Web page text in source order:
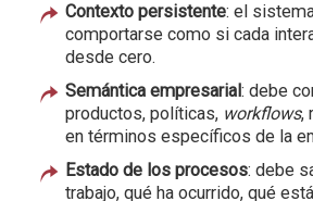
Contexto persistente: el
comportarse como si cada
desde cero.
Semántica empresarial : debe
productos, políticas, workflows,
en términos específicos de la
Estado de los procesos: debe
trabajo, qué ha ocurrido, qué